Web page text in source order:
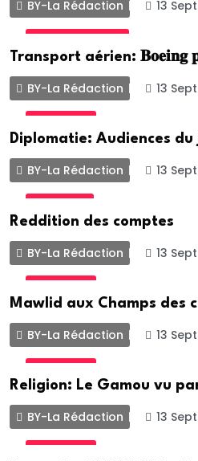
BY-La Rédaction 13
Transport aérien: 𝐁𝐨𝐞𝐢𝐧𝐠
BY-La Rédaction 13
Diplomatie: Audiences du
BY-La Rédaction 13
Reddition des comptes
BY-La Rédaction 13
Mawlid aux Champs des
BY-La Rédaction 13
Religion: Le Gamou vu
BY-La Rédaction 13